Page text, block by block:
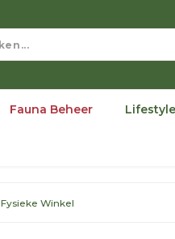
Fauna Beheer Lifestyle
Fysieke Winkel